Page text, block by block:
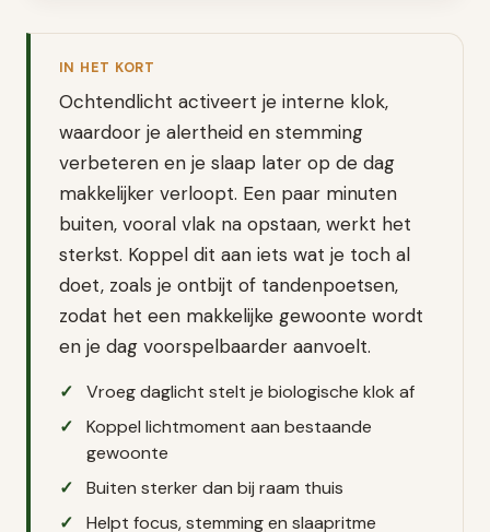
IN HET KORT
Ochtendlicht activeert je interne klok,
waardoor je alertheid en stemming
verbeteren en je slaap later op de dag
makkelijker verloopt. Een paar minuten
buiten, vooral vlak na opstaan, werkt het
sterkst. Koppel dit aan iets wat je toch al
doet, zoals je ontbijt of tandenpoetsen,
zodat het een makkelijke gewoonte wordt
en je dag voorspelbaarder aanvoelt.
Vroeg daglicht stelt je biologische klok af
Koppel lichtmoment aan bestaande
gewoonte
Buiten sterker dan bij raam thuis
Helpt focus, stemming en slaapritme